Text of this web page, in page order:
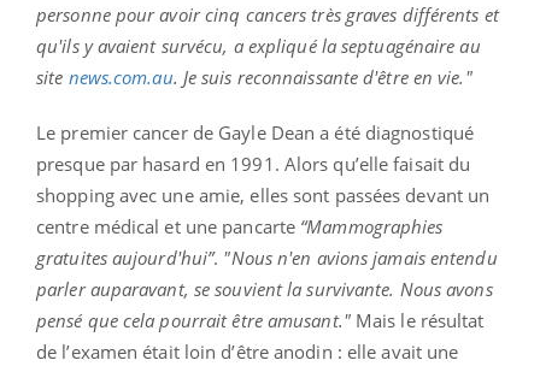
personne pour avoir cinq cancers très graves différents et
qu'ils y avaient survécu, a expliqué la septuagénaire au
site news.com.au. Je suis reconnaissante d'être en vie."
Le premier cancer de Gayle Dean a été diagnostiqué
presque par hasard en 1991. Alors qu’elle faisait du
shopping avec une amie, elles sont passées devant un
centre médical et une pancarte “Mammographies
gratuites aujourd'hui”. "Nous n'en avions jamais entendu
parler auparavant, se souvient la survivante. Nous avons
pensé que cela pourrait être amusant." Mais le résultat
de l’examen était loin d’être anodin : elle avait une